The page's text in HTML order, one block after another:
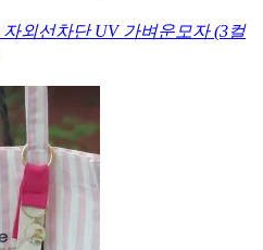
자외선차단 UV 가벼운모자 (3컬